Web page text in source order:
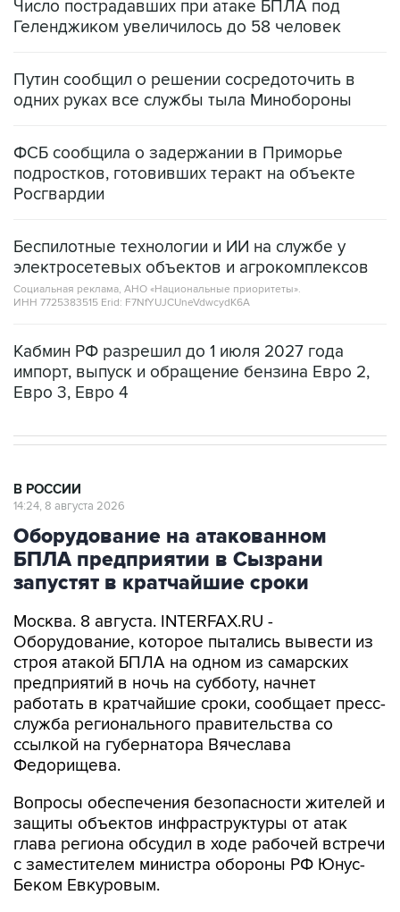
Число пострадавших при атаке БПЛА под
Геленджиком увеличилось до 58 человек
Путин сообщил о решении сосредоточить в
одних руках все службы тыла Минобороны
ФСБ сообщила о задержании в Приморье
подростков, готовивших теракт на объекте
Росгвардии
Беспилотные технологии и ИИ на службе у
электросетевых объектов и агрокомплексов
Социальная реклама, АНО «Национальные приоритеты».
ИНН 7725383515 Erid: F7NfYUJCUneVdwcydK6A
Кабмин РФ разрешил до 1 июля 2027 года
импорт, выпуск и обращение бензина Евро 2,
Евро 3, Евро 4
В РОССИИ
14:24, 8 августа 2026
Оборудование на атакованном
БПЛА предприятии в Сызрани
запустят в кратчайшие сроки
Москва. 8 августа. INTERFAX.RU -
Оборудование, которое пытались вывести из
строя атакой БПЛА на одном из самарских
предприятий в ночь на субботу, начнет
работать в кратчайшие сроки, сообщает пресс-
служба регионального правительства со
ссылкой на губернатора Вячеслава
Федорищева.
Вопросы обеспечения безопасности жителей и
защиты объектов инфраструктуры от атак
глава региона обсудил в ходе рабочей встречи
с заместителем министра обороны РФ Юнус-
Беком Евкуровым.